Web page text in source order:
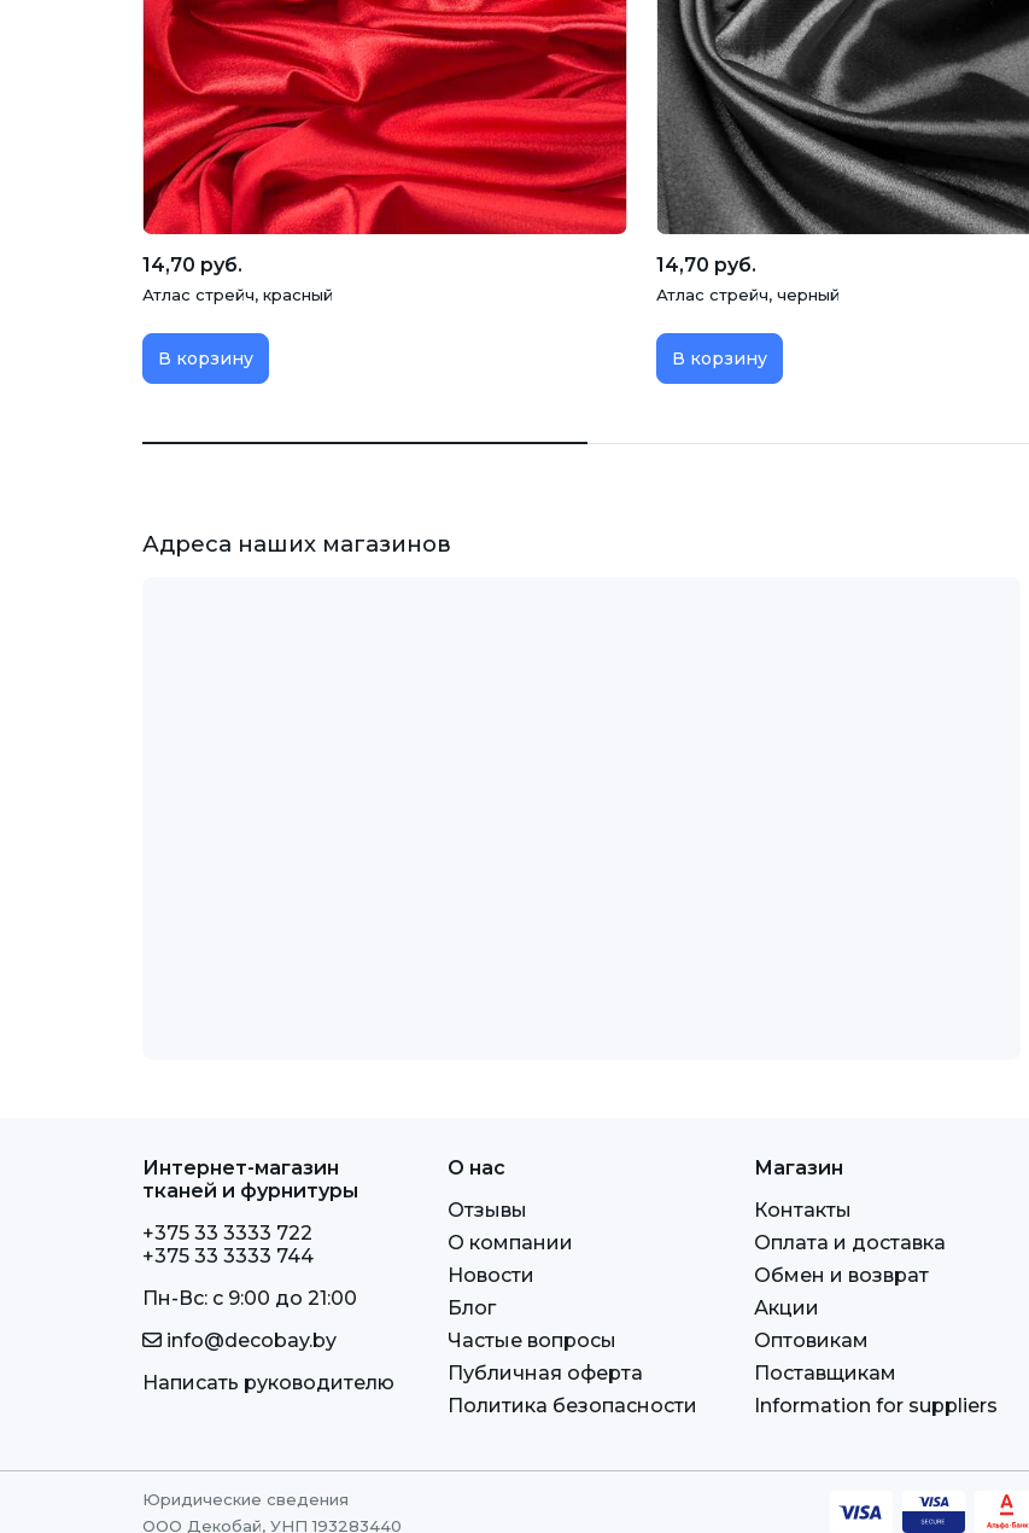
14,70 руб.
Атлас стрейч, красный
В корзину
14,70 руб.
Атлас стрейч, черный
В корзину
Адреса наших магазинов
Интернет-магазин
тканей и фурнитуры
+375 33 3333 722
+375 33 3333 744
Пн-Вс: c 9:00 до 21:00
info@decobay.by
Написать руководителю
О нас
Отзывы
О компании
Новости
Блог
Частые вопросы
Публичная оферта
Политика безопасности
Магазин
Контакты
Оплата и доставка
Обмен и возврат
Акции
Оптовикам
Поставщикам
Information for suppliers
Юридические сведения
ООО Декобай, УНП 193283440